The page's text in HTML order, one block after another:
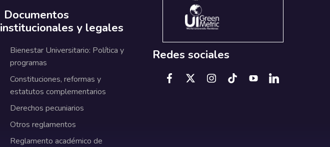
Documentos
institucionales y legales
Bienestar Universitario: Política y
programas
Constituciones, reformas y
estatutos complementarios
Derechos pecuniarios
Otros reglamentos
Reglamento académico de
Redes sociales